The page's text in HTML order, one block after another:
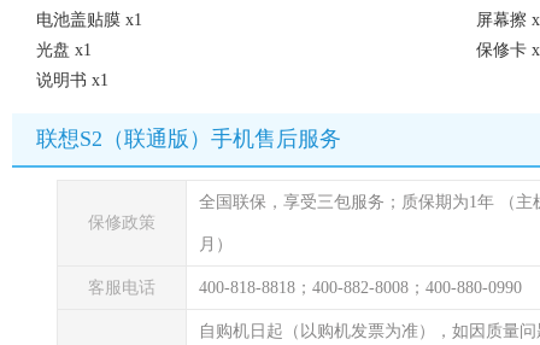
电池盖贴膜 x1
屏幕擦
光盘 x1
保修卡
说明书 x1
联想S2（联通版）手机售后服务
保修政策
全国联保，享受三包服务；质保期为1年 （
月）
客服电话 400-818-8818；400-882-8008；400-880-0990
自购机日起（以购机发票为准），如因质量